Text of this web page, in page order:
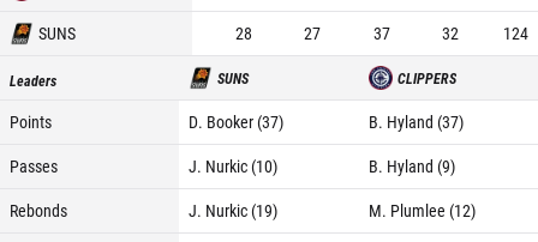
SUNS 28 27 37 32 124
Leaders SUNS CLIPPERS
Points D. Booker (37)
B. Hyland (37)
Passes
J. Nurkic (10)
B. Hyland (9)
Rebonds
J. Nurkic (19)
M. Plumlee (12)